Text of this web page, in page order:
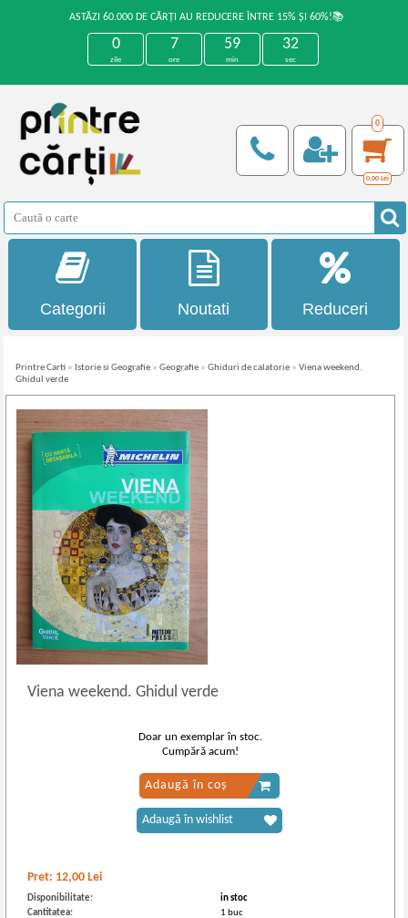
ASTĂZI 60.000 DE CĂRȚI AU REDUCERE ÎNTRE 15% ȘI 60%!📚
0
zile
7
ore
59
min
32
sec
0
0,00 Lei
Categorii Noutati Reduceri
Printre Carti » Istorie si Geografie »Geografie »Ghiduri de calatorie »Viena weekend.
Ghidul verde
Viena weekend. Ghidul verde
Pret: 12,00 Lei
Disponibilitate:
in stoc
Cantitatea:
1 buc
Doar un exemplar în stoc.
Cumpără acum!
Adaugă în coș
Adaugă în wishlist